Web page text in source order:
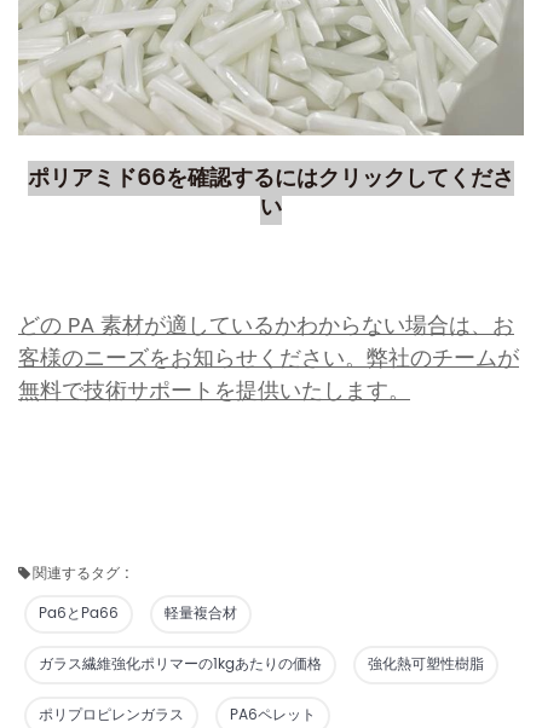
ポリアミド66を確認するにはクリックしてくださ
い
どの PA 素材が適しているかわからない場合は、お
客様のニーズをお知らせください。弊社のチームが
無料で技術サポートを提供いたします。
関連するタグ :
Pa6とpa66
軽量複合材
ガラス繊維強化ポリマーの1kgあたりの価格 強化熱可塑性樹脂
ポリプロピレンガラス PA6ペレット